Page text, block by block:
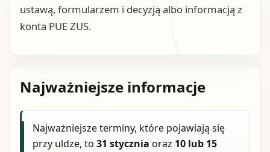
ustawą, formularzem i decyzją albo informacją z
konta PUE ZUS.
Najważniejsze informacje
Najważniejsze terminy, które pojawiają się
przy uldze, to31 stycznia oraz 10 lub 15